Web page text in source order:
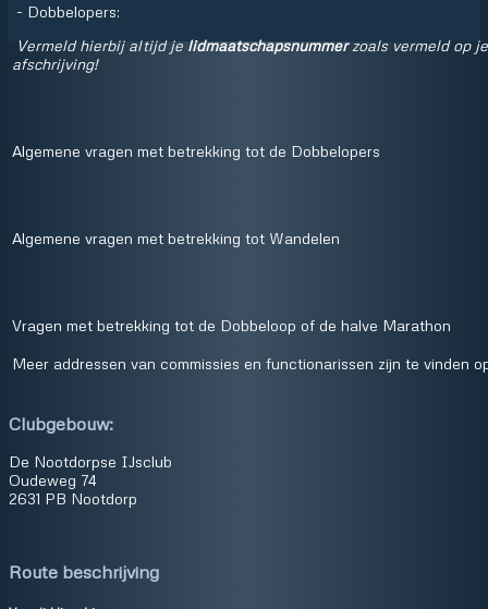
- Dobbelopers:
Vermeld hierbij altijd jelidmaatschapsnummerzoals vermeld op
afschrijving!
Algemene vragen met betrekking tot de Dobbelopers
Algemene vragen met betrekking tot Wandelen
Vragen met betrekking tot de Dobbeloop of de halve Marathon
Meer addressen van commissies en functionarissen zijn te vinden
Clubgebouw:
De Nootdorpse IJsclub
Oudeweg 74
2631 PB Nootdorp
Route beschrijving